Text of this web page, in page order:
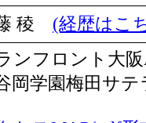
稜 (経歴はこ
ンフロント大
岡学園梅田サ